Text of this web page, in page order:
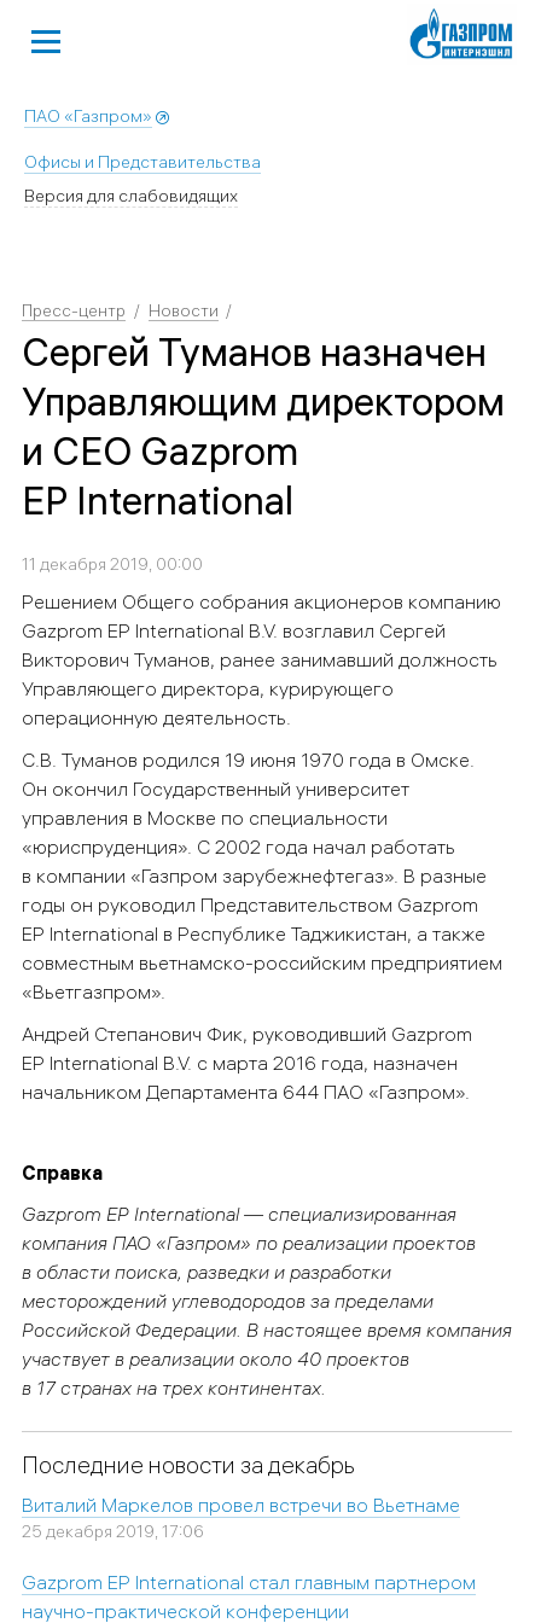
ПАО «Газпром»
Офисы и Представительства
Версия для слабовидящих
Пресс-центр Новости
Сергей Туманов назначен
Управляющим директором
и СЕО Gazprom
EP International
11 декабря 2019, 00:00
Решением Общего собрания акционеров компанию
Gazprom EP International B.V. возглавил Сергей
Викторович Туманов, ранее занимавший должность
Управляющего директора, курирующего
операционную деятельность.
С.В. Туманов родился 19 июня 1970 года в Омске.
Он окончил Государственный университет
управления в Москве по специальности
«юриспруденция». C 2002 года начал работать
в компании «Газпром зарубежнефтегаз». В разные
годы он руководил Представительством Gazprom
EP International в Республике Таджикистан, а также
совместным вьетнамско-российским предприятием
«Вьетгазпром».
Андрей Степанович Фик, руководивший Gazprom
EP International B.V. с марта 2016 года, назначен
начальником Департамента 644 ПАО «Газпром».
Справка
Gazprom EP International — специализированная
компания ПАО «Газпром» по реализации проектов
в области поиска, разведки и разработки
месторождений углеводородов за пределами
Российской Федерации. В настоящее время компания
участвует в реализации около 40 проектов
в 17 странах на трех континентах.
Последние новости за декабрь
Виталий Маркелов провел встречи во Вьетнаме
25 декабря 2019, 17:06
Gazprom EP International стал главным партнером
научно-практической конференции